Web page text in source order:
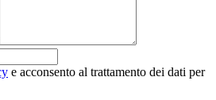
e acconsento al trattamento dei dati per